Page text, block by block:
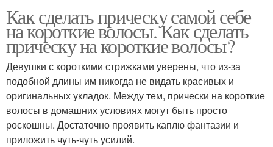
волосы
Укладки на короткие
волосы
Шпильки для волос Короткие волосы
Как сделать прическу самой себе
на короткие волосы. Как сделать
прическу на короткие волосы?
Девушки с короткими стрижками уверены, что из-за
подобной длины им никогда не видать красивых и
оригинальных укладок. Между тем, прически на короткие
волосы в домашних условиях могут быть просто
роскошны. Достаточно проявить каплю фантазии и
приложить чуть-чуть усилий.